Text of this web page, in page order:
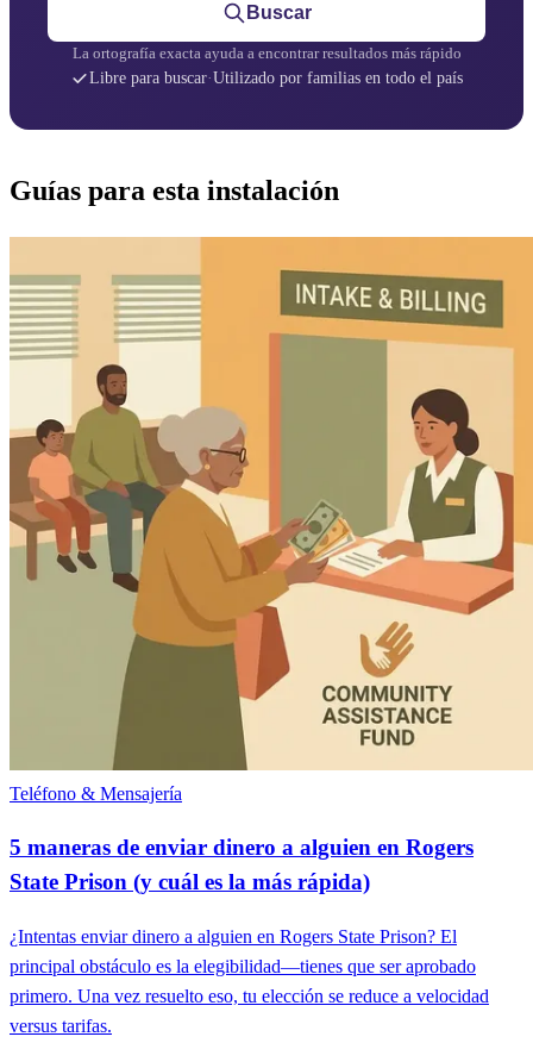
Buscar
La ortografía exacta ayuda a encontrar resultados más rápido
Libre para buscar·Utilizado por familias en todo el país
Guías para esta instalación
Teléfono & Mensajería
5 maneras de enviar dinero a alguien en Rogers
State Prison (y cuál es la más rápida)
¿Intentas enviar dinero a alguien en Rogers State Prison? El
principal obstáculo es la elegibilidad—tienes que ser aprobado
primero. Una vez resuelto eso, tu elección se reduce a velocidad
versus tarifas.